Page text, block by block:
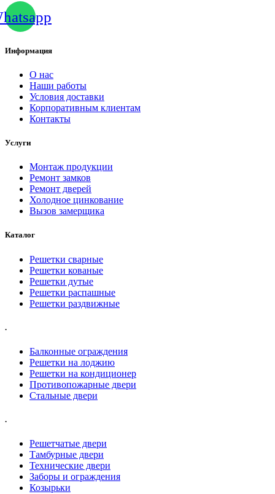
Информация
О нас
Наши работы
Условия доставки
Корпоративным клиентам
Контакты
Услуги
Монтаж продукции
Ремонт замков
Ремонт дверей
Холодное цинкование
Вызов замерщика
Каталог
Решетки сварные
Решетки кованые
Решетки дутые
Решетки распашные
Решетки раздвижные
.
Балконные ограждения
Решетки на лоджию
Решетки на кондиционер
Противопожарные двери
Стальные двери
.
Решетчатые двери
Тамбурные двери
Технические двери
Заборы и ограждения
Козырьки